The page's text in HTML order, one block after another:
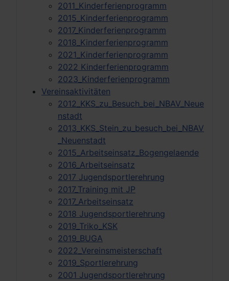
2011_Kinderferienprogramm
2015_Kinderferienprogramm
2017_Kinderferienprogramm
2018_Kinderferienprogramm
2021_Kinderferienprogramm
2022 Kinderferienprogramm
2023_Kinderferienprogramm
Vereinsaktivitäten
2012_KKS_zu_Besuch_bei_NBAV_Neue
nstadt
2013_KKS_Stein_zu_besuch_bei_NBAV
_Neuenstadt
2015_Arbeitseinsatz_Bogengelaende
2016_Arbeitseinsatz
2017 Jugendsportlerehrung
2017_Training mit JP
2017_Arbeitseinsatz
2018 Jugendsportlerehrung
2019_Triko_KSK
2019_BUGA
2022_Vereinsmeisterschaft
2019_Sportlerehrung
2001 Jugendsportlerehrung